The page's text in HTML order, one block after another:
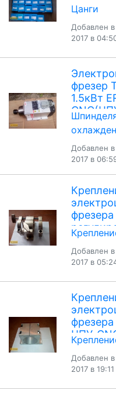
Цанги
Добавлен
2017 в
фрезер
1.5кВт
Добавлен
2017 в
для
Добавлен в
2017 в
ЧПУ-
Добавлен
2017 в 19:11